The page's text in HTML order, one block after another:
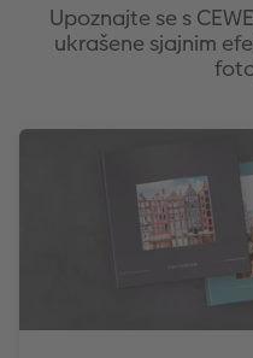
Upoznajte se s
ukrašene sjajnim